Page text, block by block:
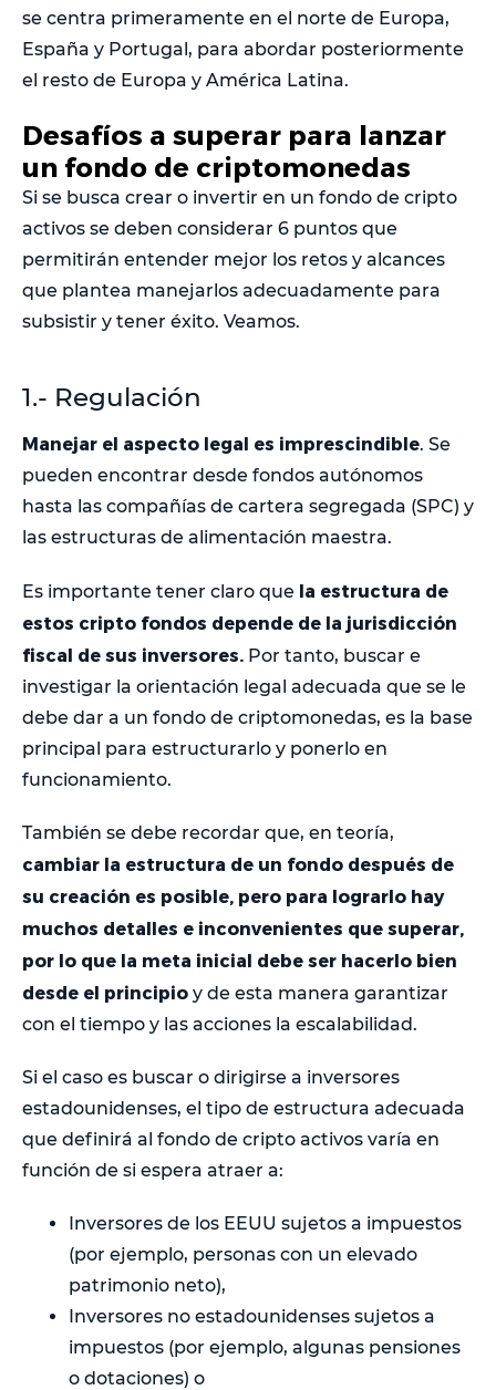
se centra primeramente en el norte de Europa,
España y Portugal, para abordar posteriormente
el resto de Europa y América Latina.
Desafíos a superar para lanzar
un fondo de criptomonedas
Si se busca crear o invertir en un fondo de cripto
activos se deben considerar 6 puntos que
permitirán entender mejor los retos y alcances
que plantea manejarlos adecuadamente para
subsistir y tener éxito. Veamos.
1.- Regulación
Manejar el aspecto legal es imprescindible. Se
pueden encontrar desde fondos autónomos
hasta las compañías de cartera segregada (SPC) y
las estructuras de alimentación maestra.
Es importante tener claro que la estructura de
estos cripto fondos depende de la jurisdicción
fiscal de sus inversores. Por tanto, buscar e
investigar la orientación legal adecuada que se le
debe dar a un fondo de criptomonedas, es la base
principal para estructurarlo y ponerlo en
funcionamiento.
También se debe recordar que, en teoría,
cambiar la estructura de un fondo después de
su creación es posible, pero para lograrlo hay
muchos detalles e inconvenientes que superar,
por lo que la meta inicial debe ser hacerlo bien
desde el principio y de esta manera garantizar
con el tiempo y las acciones la escalabilidad.
Si el caso es buscar o dirigirse a inversores
estadounidenses, el tipo de estructura adecuada
que definirá al fondo de cripto activos varía en
función de si espera atraer a:
Inversores de los EEUU sujetos a impuestos
(por ejemplo, personas con un elevado
patrimonio neto),
Inversores no estadounidenses sujetos a
impuestos (por ejemplo, algunas pensiones
o dotaciones) o